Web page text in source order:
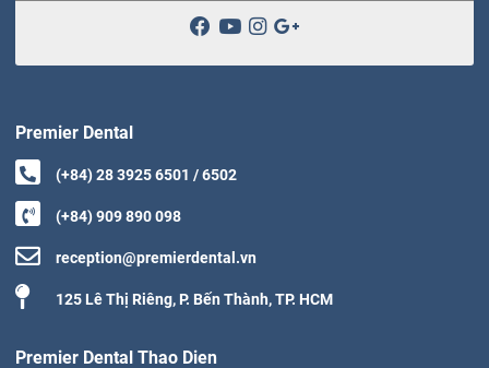
Premier Dental
(+84) 28 3925 6501 / 6502
(+84) 909 890 098
reception@premierdental.vn
125 Lê Thị Riêng, P. Bến Thành, TP. HCM
Premier Dental Thao Dien